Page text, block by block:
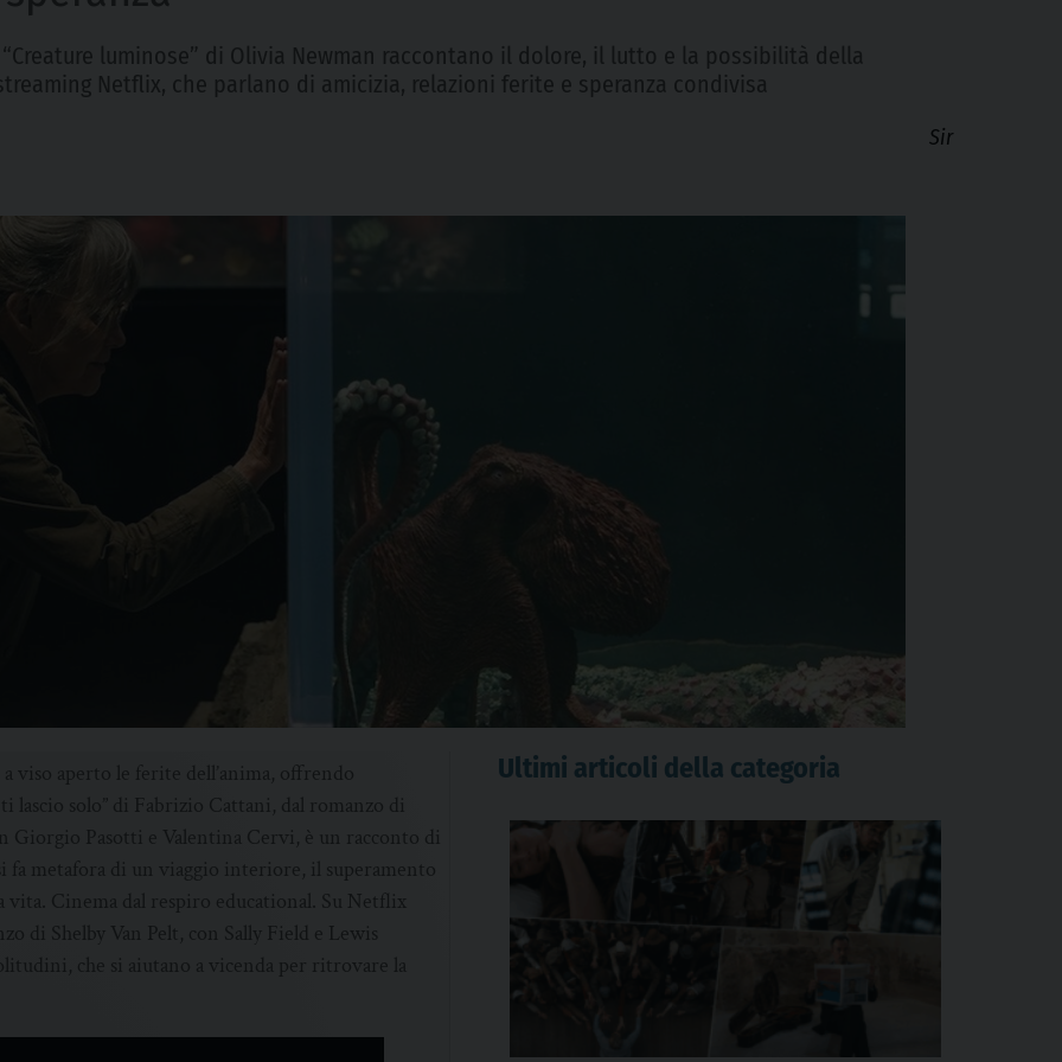
luminose” di Olivia Newman raccontano il dolore, il lutto e la possibilità della
Netflix, che parlano di amicizia, relazioni ferite e speranza condivisa
Sir
viso aperto le ferite dell’anima, offrendo
solo” di Fabrizio Cattani, dal romanzo di
Giorgio Pasotti e Valentina Cervi, è un racconto di
fa metafora di un viaggio interiore, il superamento
Cinema dal respiro educational. Su Netflix
di Shelby Van Pelt, con Sally Field e Lewis
che si aiutano a vicenda per ritrovare la
Ultimi articoli della categoria